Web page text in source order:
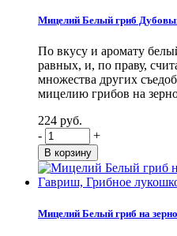
Мицелий Белый гриб
По вкусу и аромату
равных, и, по праву,
множества других
мицелию грибов на
224 руб.
-
+
Мицелий Белый гриб на